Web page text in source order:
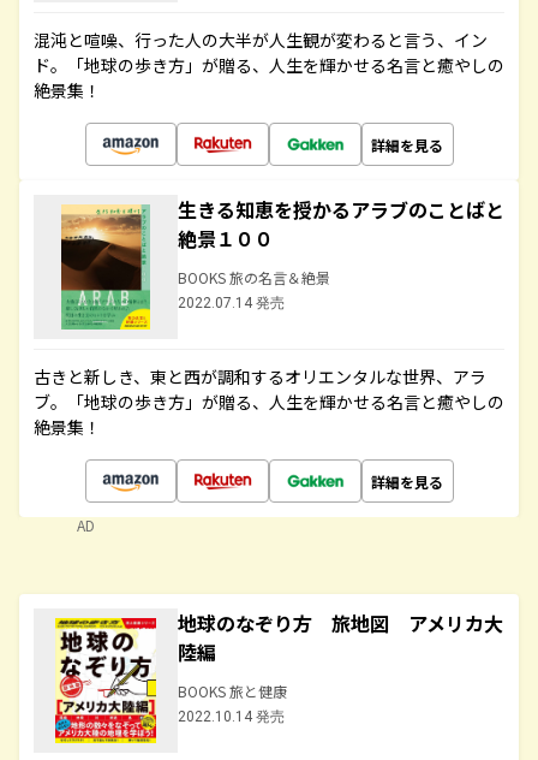
混沌と喧噪、行った人の大半が人生観が変わると言う、イン
ド。「地球の歩き方」が贈る、人生を輝かせる名言と癒やしの
絶景集！
詳細を見る
生きる知恵を授かるアラブのことばと
絶景１００
BOOKS 旅の名言＆絶景
2022.07.14 発売
古きと新しき、東と西が調和するオリエンタルな世界、アラ
ブ。「地球の歩き方」が贈る、人生を輝かせる名言と癒やしの
絶景集！
詳細を見る
AD
地球のなぞり方 旅地図 アメリカ大
陸編
BOOKS 旅と健康
2022.10.14 発売